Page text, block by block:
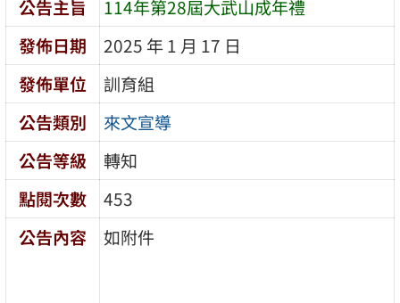
公告主旨
114年第28屆大武山成年禮
發佈日期
2025 年 1 月 17 日
發佈單位
訓育組
公告類別
來文宣導
公告等級
轉知
點閱次數
453
公告內容
如附件